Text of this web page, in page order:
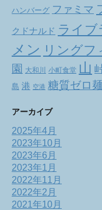
ハンバーグ ファミマ
クドナルド ライブ
メン リングフ
園
大和川 小町食堂 山
島 港 空港 糖質ゼロ麺
アーカイブ
2025年4月
2023年10月
2023年6月
2023年1月
2022年11月
2022年2月
2021年10月